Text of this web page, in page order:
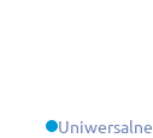
Uniwersalne